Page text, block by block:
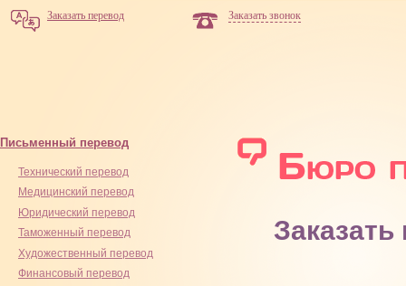
Заказать перевод Заказать звонок
Письменный перевод
Технический перевод
Медицинский перевод
Юридический перевод
Таможенный перевод
Художественный перевод
Финансовый перевод